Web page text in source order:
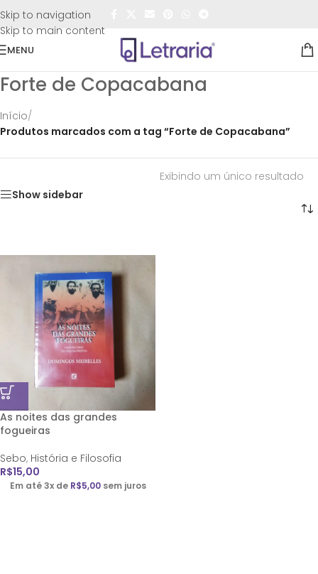
Skip to navigation
Skip to main content
FRETE GRÁTIS
MENU
Forte de Copacabana
Início/
Produtos marcados com a tag “Forte de Copacabana”
Show sidebar
Exibindo um único resultado
As noites das grandes
fogueiras
Sebo, História e Filosofia
R$15,00
Em até 3x de R$5,00 sem juros